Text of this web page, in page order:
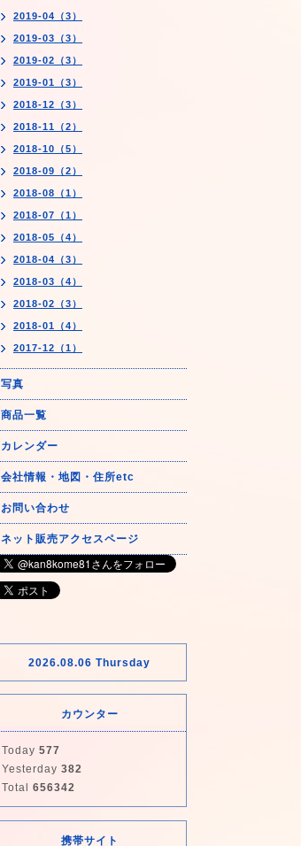
2019-04（3）
2019-03（3）
2019-02（3）
2019-01（3）
2018-12（3）
2018-11（2）
2018-10（5）
2018-09（2）
2018-08（1）
2018-07（1）
2018-05（4）
2018-04（3）
2018-03（4）
2018-02（3）
2018-01（4）
2017-12（1）
写真
商品一覧
カレンダー
会社情報・地図・住所etc
お問い合わせ
ネット販売アクセスページ
2026.08.06 Thursday
カウンター
Today 577
Yesterday 382
Total 656342
携帯サイト